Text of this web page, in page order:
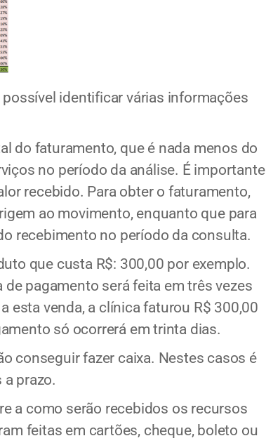
identificar várias informações
do faturamento, que é nada menos do
no período da análise. É importante
recebido. Para obter o faturamento,
ao movimento, enquanto que para
recebimento no período da consulta.
que custa R$: 300,00 por exemplo.
pagamento será feita em três vezes
esta venda, a clínica faturou R$ 300,00
só ocorrerá em trinta dias.
conseguir fazer caixa. Nestes casos é
prazo.
a como serão recebidos os recursos
feitas em cartões, cheque, boleto ou